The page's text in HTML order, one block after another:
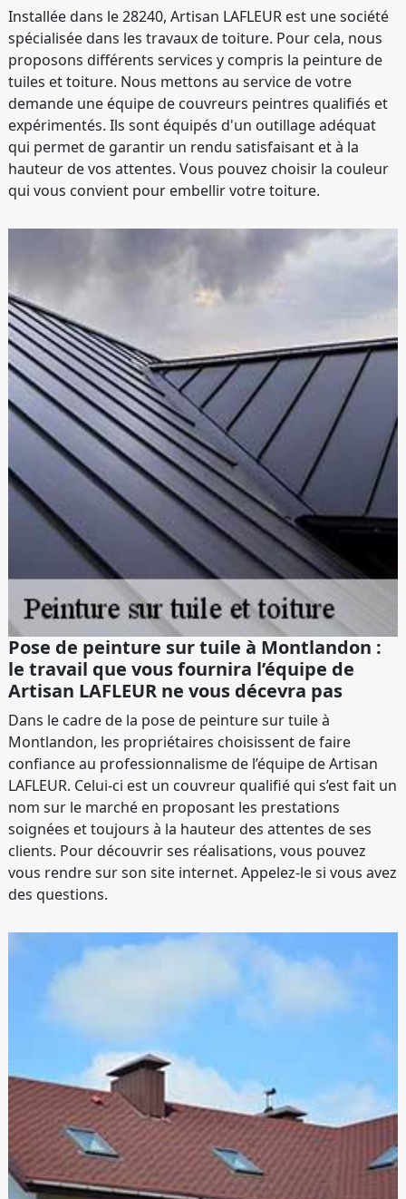
Installée dans le 28240, Artisan LAFLEUR est une société
spécialisée dans les travaux de toiture. Pour cela, nous
proposons différents services y compris la peinture de
tuiles et toiture. Nous mettons au service de votre
demande une équipe de couvreurs peintres qualifiés et
expérimentés. Ils sont équipés d'un outillage adéquat
qui permet de garantir un rendu satisfaisant et à la
hauteur de vos attentes. Vous pouvez choisir la couleur
qui vous convient pour embellir votre toiture.
Pose de peinture sur tuile à Montlandon :
le travail que vous fournira l’équipe de
Artisan LAFLEUR ne vous décevra pas
Dans le cadre de la pose de peinture sur tuile à
Montlandon, les propriétaires choisissent de faire
confiance au professionnalisme de l’équipe de Artisan
LAFLEUR. Celui-ci est un couvreur qualifié qui s’est fait un
nom sur le marché en proposant les prestations
soignées et toujours à la hauteur des attentes de ses
clients. Pour découvrir ses réalisations, vous pouvez
vous rendre sur son site internet. Appelez-le si vous avez
des questions.